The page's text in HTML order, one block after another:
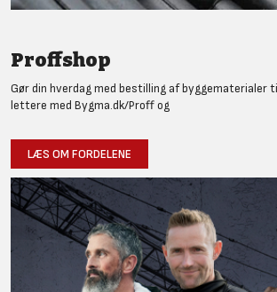
Proffshop
Gør din hverdag med bestilling af byggematerialer
lettere med Bygma.dk/Proff og
LÆS OM FORDELENE